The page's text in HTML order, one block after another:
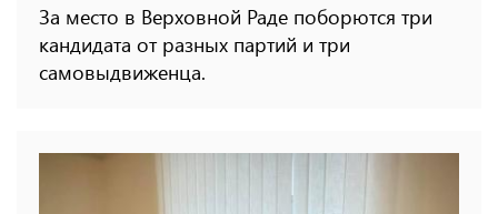
За место в Верховной Раде поборются три
кандидата от разных партий и три
самовыдвиженца.